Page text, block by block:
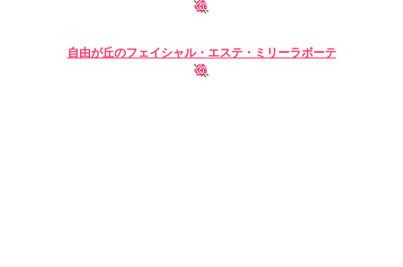
自由が丘のフェイシャル・ エステ・ミリーラボーテ